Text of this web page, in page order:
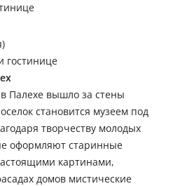
гостинице
в Палехе вышло за стены
становится музеем под
творчеству молодых
оформляют старинные
картинами,
домов мистические